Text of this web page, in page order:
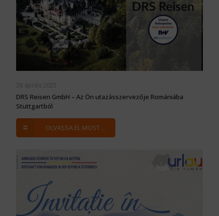
28 április 2025
DRS Reisen GmbH – Az Ön utazásszervezője Romániába
Stuttgartból
OLVASSA EL MOST ...